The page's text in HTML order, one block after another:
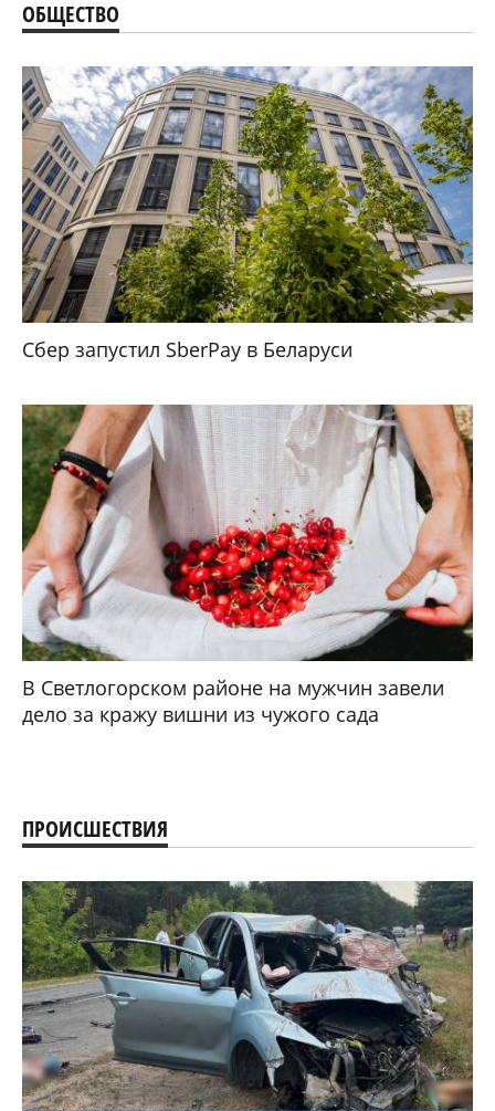
ОБЩЕСТВО
Сбер запустил SberPay в Беларуси
В Светлогорском районе на мужчин завели
дело за кражу вишни из чужого сада
ПРОИСШЕСТВИЯ